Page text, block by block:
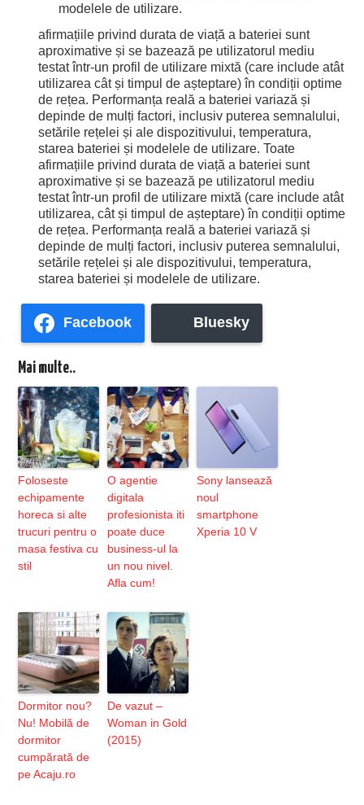
modelele de utilizare.
afirmațiile privind durata de viață a bateriei sunt
aproximative și se bazează pe utilizatorul mediu
testat într-un profil de utilizare mixtă (care include atât
utilizarea cât și timpul de așteptare) în condiții optime
de rețea. Performanța reală a bateriei variază și
depinde de mulți factori, inclusiv puterea semnalului,
setările rețelei și ale dispozitivului, temperatura,
starea bateriei și modelele de utilizare. Toate
afirmațiile privind durata de viață a bateriei sunt
aproximative și se bazează pe utilizatorul mediu
testat într-un profil de utilizare mixtă (care include atât
utilizarea, cât și timpul de așteptare) în condiții optime
de rețea. Performanța reală a bateriei variază și
depinde de mulți factori, inclusiv puterea semnalului,
setările rețelei și ale dispozitivului, temperatura,
starea bateriei și modelele de utilizare.
Facebook Bluesky
Mai multe..
Foloseste
echipamente
horeca si alte
trucuri pentru o
masa festiva cu
stil
O agentie
digitala
profesionista iti
poate duce
business-ul la
un nou nivel.
Afla cum!
Sony lansează
noul
smartphone
Xperia 10 V
Dormitor nou?
Nu! Mobilă de
dormitor
cumpărată de
pe Acaju.ro
De vazut –
Woman in Gold
(2015)